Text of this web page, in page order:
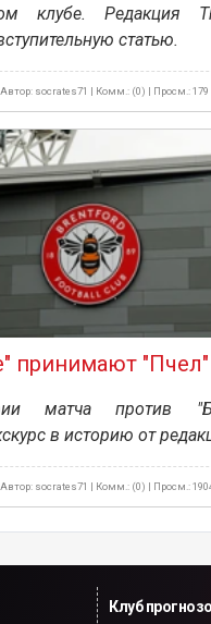
клубе. Редакция
статью.
socrates71 | Комм.: (0) | Просм.: 179
принимают "Пчел"
матча против
в историю от
socrates71 | Комм.: (0) | Просм.:
Клуб